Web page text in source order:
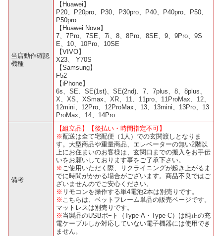
当店動作確認
機種
【Huawei】
P20、P20pro、P30、P30pro、P40、P40pro、P50、
P50pro
【Huawei Nova】
7、7Pro、7SE、7i、8、8Pro、8SE、9、9Pro、9S
E、10、10Pro、10SE
【VIVO】
X23、 Y70S
【Samsung】
F52
【iPhone】
6s、SE、SE(1st)、SE(2nd)、7、7plus、8、8plus、
X、XS、XSmax、XR、11、11pro、11ProMax、12、
12mini、12Pro、12ProMax、13、13mini、13Pro、13
ProMax、14、14Pro
備考
【組立品】【後払い・時間指定不可】
※配送は全て宅配便（1人）での玄関渡しとなりま
す。大型商品や重量商品、エレベーターの無い2階以
上にお住まいのお客様は、玄関口までの搬入をお手伝
いをお願いしております事をご了承下さい。
※ ご使用いただく際、リクライニングが起き上がるま
でに時間がかかる場合がございます。商品不良ではご
ざいませんのでご安心ください。
※ リモコンを操作する単4電池2本は別売りです。
※ こちらは、ベットフレーム単品の販売ページです。
マットレスは別売りです。
※ 当製品のUSBポ−ト（Type-A・Type-C）は純正の充
電ケーブルしか対応していない電子機器には使用でき
ません。